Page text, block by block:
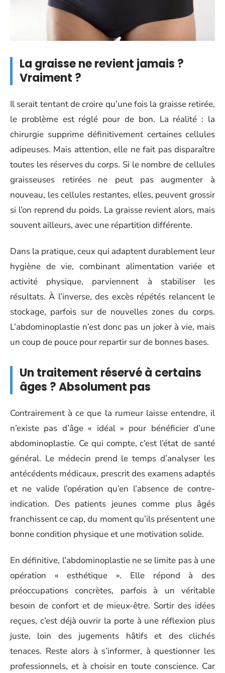
La graisse ne revient jamais ?
Vraiment ?
Il serait tentant de croire qu’une fois la graisse retirée,
le problème est réglé pour de bon. La réalité : la
chirurgie supprime définitivement certaines cellules
adipeuses. Mais attention, elle ne fait pas disparaître
toutes les réserves du corps. Si le nombre de cellules
graisseuses retirées ne peut pas augmenter à
nouveau, les cellules restantes, elles, peuvent grossir
si l’on reprend du poids. La graisse revient alors, mais
souvent ailleurs, avec une répartition différente.
Dans la pratique, ceux qui adaptent durablement leur
hygiène de vie, combinant alimentation variée et
activité physique, parviennent à stabiliser les
résultats. À l’inverse, des excès répétés relancent le
stockage, parfois sur de nouvelles zones du corps.
L’abdominoplastie n’est donc pas un joker à vie, mais
un coup de pouce pour repartir sur de bonnes bases.
Un traitement réservé à certains
âges ? Absolument pas
Contrairement à ce que la rumeur laisse entendre, il
n’existe pas d’âge « idéal » pour bénéficier d’une
abdominoplastie. Ce qui compte, c’est l’état de santé
général. Le médecin prend le temps d’analyser les
antécédents médicaux, prescrit des examens adaptés
et ne valide l’opération qu’en l’absence de contre-
indication. Des patients jeunes comme plus âgés
franchissent ce cap, du moment qu’ils présentent une
bonne condition physique et une motivation solide.
En définitive, l’abdominoplastie ne se limite pas à une
opération « esthétique ». Elle répond à des
préoccupations concrètes, parfois à un véritable
besoin de confort et de mieux-être. Sortir des idées
reçues, c’est déjà ouvrir la porte à une réflexion plus
juste, loin des jugements hâtifs et des clichés
tenaces. Reste alors à s’informer, à questionner les
professionnels, et à choisir en toute conscience. Car